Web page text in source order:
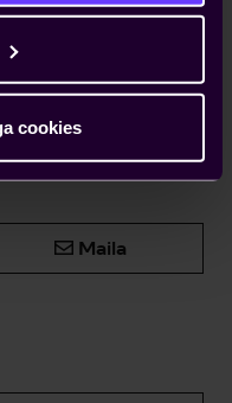
cookies
Maila